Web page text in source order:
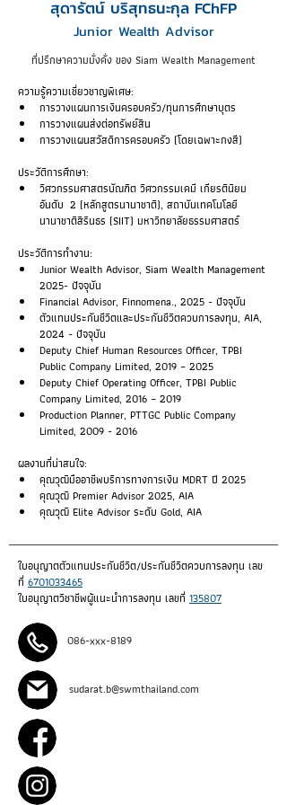
สุดารัตน์ บริสุทธนะกุล FChFP
Junior Wealth Advisor
ที่ปรึกษาความมั่งคั่ง ของ Siam Wealth Management
ความรู้ความเชี่ยวชาญพิเศษ:
การวางแผนการเงินครอบครัว/ทุนการศึกษาบุตร
การวางแผนส่งต่อทรัพย์สิน
การวางแผนสวัสดิการครอบครัว (โดยเฉพาะกงสี)
ประวัติการศึกษา:
วิศวกรรมศาสตรบัณฑิต วิศวกรรมเคมี เกียรตินิยม
อันดับ  2 (หลักสูตรนานาชาติ), สถาบันเทคโนโลยี
นานาชาติสิรินธร (SIIT) มหาวิทยาลัยธรรมศาสตร์
ประวัติการทำงาน:
Junior Wealth Advisor, Siam Wealth Management
2025- ปัจจุบัน
Financial Advisor, Finnomena., 2025 - ปัจจุบัน
ตัวแทนประกันชีวิตและประกันชีวิตควบการลงทุน, AIA,
2024 - ปัจจุบัน
Deputy Chief Human Resources Officer, TPBI
Public Company Limited, 2019 – 2025
Deputy Chief Operating Officer, TPBI Public
Company Limited, 2016 – 2019
Production Planner, PTTGC Public Company
Limited, 2009 - 2016
ผลงานที่น่าสนใจ:
คุณวุฒิมืออาชีพบริการทางการเงิน MDRT ปี 2025
คุณวุฒิ Premier Advisor 2025, AIA
คุณวุฒิ Elite Advisor ระดับ Gold, AIA
ใบอนุญาตตัวแทนประกันชีวิต/ประกันชีวิตควบการลงทุน เลข
ที่ 6701033465
ใบอนุญาตวิชาชีพผู้แนะนำการลงทุน เลขที่ 135807
086-xxx-8189
sudarat.b@swmthailand.com